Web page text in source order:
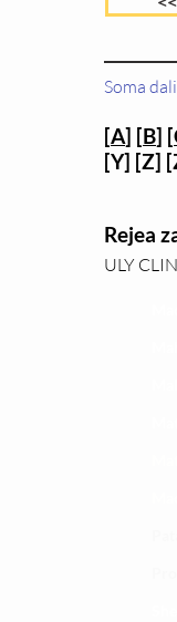
Soma
[A] [B] [
[Y] [Z]
Rejea
ULY